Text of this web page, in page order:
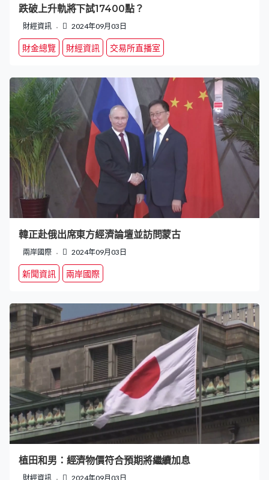
跌破上升軌將下試17400點？
財經資訊 2024年09月03日
財金總覽 財經資訊 交易所直播室
韓正赴俄出席東方經濟論壇並訪問蒙古
兩岸國際 2024年09月03日
新聞資訊 兩岸國際
植田和男：經濟物價符合預期將繼續加息
財經資訊 2024年09月03日